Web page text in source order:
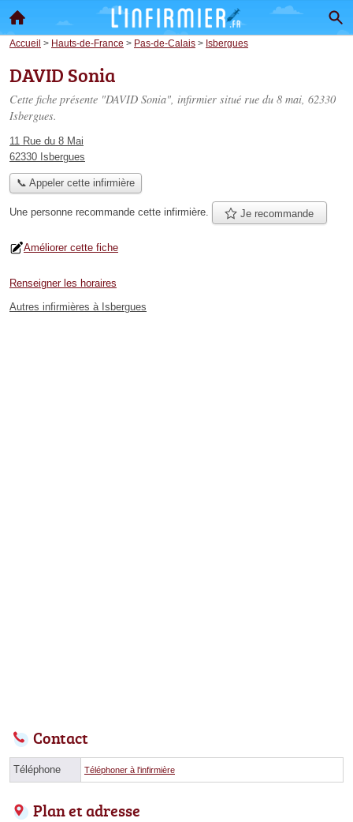
Accueil > Hauts-de-France > Pas-de-Calais > Isbergues
DAVID Sonia
Cette fiche présente "DAVID Sonia", infirmier situé rue du 8 mai, 62330
Isbergues.
11 Rue du 8 Mai
62330 Isbergues
📞 Appeler cette infirmière
Une personne recommande cette infirmière. Je recommande
Améliorer cette fiche
Renseigner les horaires
Autres infirmières à Isbergues
Contact
Téléphone Téléphoner à l'infirmière
Plan et adresse